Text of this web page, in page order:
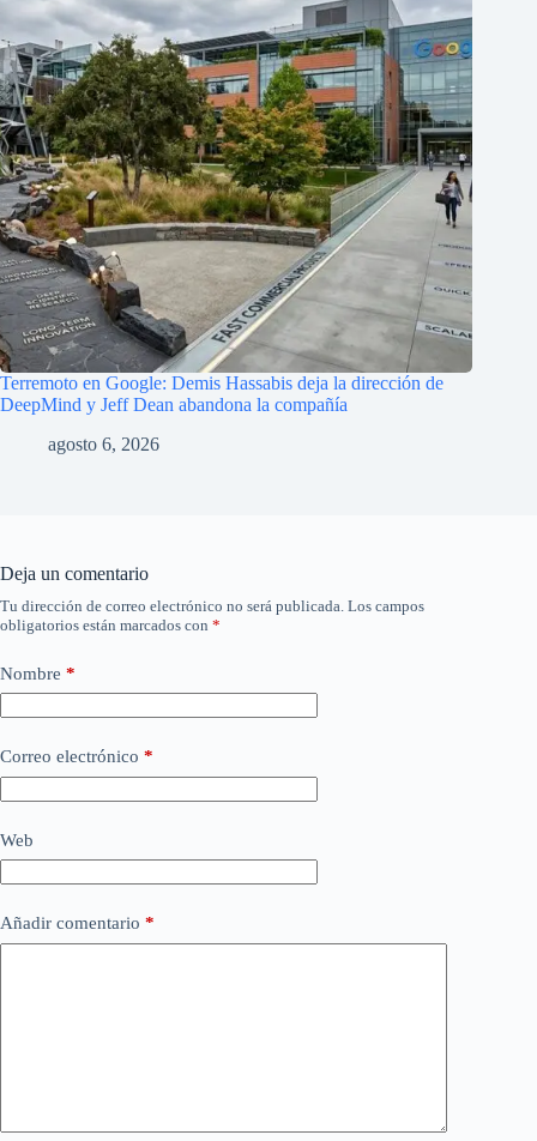
Terremoto en Google: Demis Hassabis deja la dirección de
DeepMind y Jeff Dean abandona la compañía
agosto 6, 2026
Deja un comentario
Tu dirección de correo electrónico no será publicada. Los campos
obligatorios están marcados con *
Nombre *
Correo electrónico *
Web
Añadir comentario *